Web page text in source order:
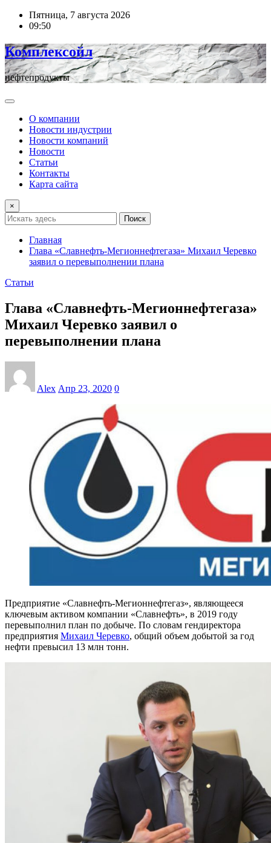
ПерейтиПятница, 7 августа 2026
09:50
Комплексойл
нефтепродукты
О компании
Новости индустрии
Новости компаний
Новости
Статьи
Контакты
Карта сайта
×
Поиск
Главная
Глава «Славнефть-Мегионнефтегаза» Михаил Черевко
заявил о перевыполнении плана
Статьи
Глава «Славнефть-Мегионнефтегаза»
Михаил Черевко заявил о
перевыполнении плана
Alex Апр 23, 2020 0
Предприятие «Славнефть-Мегионнефтегаз», являющееся
ключевым активом компании «Славнефть», в 2019 году
перевыполнил план по добыче. По словам гендиректора
предприятия Михаил Черевко, общий объем добытой за год
нефти превысил 13 млн тонн.